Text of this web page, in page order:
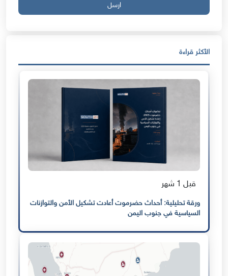
ارسل
الأكثر قراءة
قبل 1 شهر
ورقة تحليلية: أحداث حضرموت أعادت تشكيل الأمن والتوازنات
السياسية في جنوب اليمن